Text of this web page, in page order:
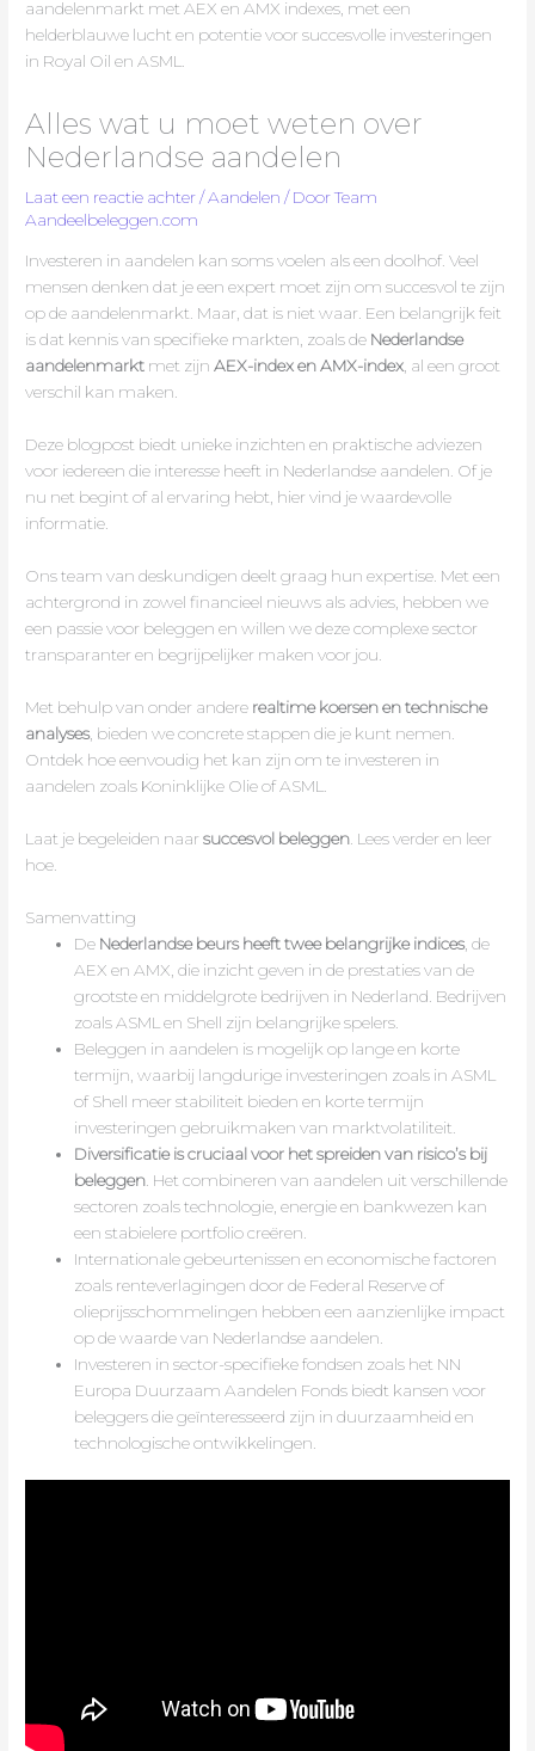
Alles wat u moet weten over
Nederlandse aandelen
Laat een reactie achter/Aandelen / DoorTeam
Aandeelbeleggen.com
Investeren in aandelen kan soms voelen als een doolhof. Veel
mensen denken dat je een expert moet zijn om succesvol te zijn
op de aandelenmarkt. Maar, dat is niet waar. Een belangrijk feit
is dat kennis van specifieke markten, zoals de Nederlandse
aandelenmarkt met zijnAEX-index en AMX-index, al een groot
verschil kan maken.
Deze blogpost biedt unieke inzichten en praktische adviezen
voor iedereen die interesse heeft in Nederlandse aandelen. Of je
nu net begint of al ervaring hebt, hier vind je waardevolle
informatie.
Ons team van deskundigen deelt graag hun expertise. Met een
achtergrond in zowel financieel nieuws als advies, hebben we
een passie voor beleggen en willen we deze complexe sector
transparanter en begrijpelijker maken voor jou.
Met behulp van onder andere realtime koersen en technische
analyses, bieden we concrete stappen die je kunt nemen.
Ontdek hoe eenvoudig het kan zijn om te investeren in
aandelen zoals Koninklijke Olie of ASML.
Laat je begeleiden naarsuccesvol beleggen . Lees verder en leer
hoe.
Samenvatting
De Nederlandse beurs heeft twee belangrijke indices, de
AEX en AMX, die inzicht geven in de prestaties van de
grootste en middelgrote bedrijven in Nederland. Bedrijven
zoals ASML en Shell zijn belangrijke spelers.
Beleggen in aandelen is mogelijk op lange en korte
termijn, waarbij langdurige investeringen zoals in ASML
of Shell meer stabiliteit bieden en korte termijn
investeringen gebruikmaken van marktvolatiliteit.
Diversificatie is cruciaal voor het spreiden van risico’s bij
beleggen . Het combineren van aandelen uit verschillende
sectoren zoals technologie, energie en bankwezen kan
een stabielere portfolio creëren.
Internationale gebeurtenissen en economische factoren
zoals renteverlagingen door de Federal Reserve of
olieprijsschommelingen hebben een aanzienlijke impact
op de waarde van Nederlandse aandelen.
Investeren in sector-specifieke fondsen zoals het NN
Europa Duurzaam Aandelen Fonds biedt kansen voor
beleggers die geïnteresseerd zijn in duurzaamheid en
technologische ontwikkelingen.